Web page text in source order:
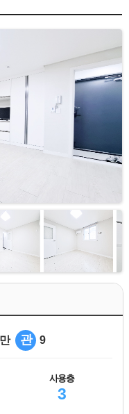
관 9
사용층
3